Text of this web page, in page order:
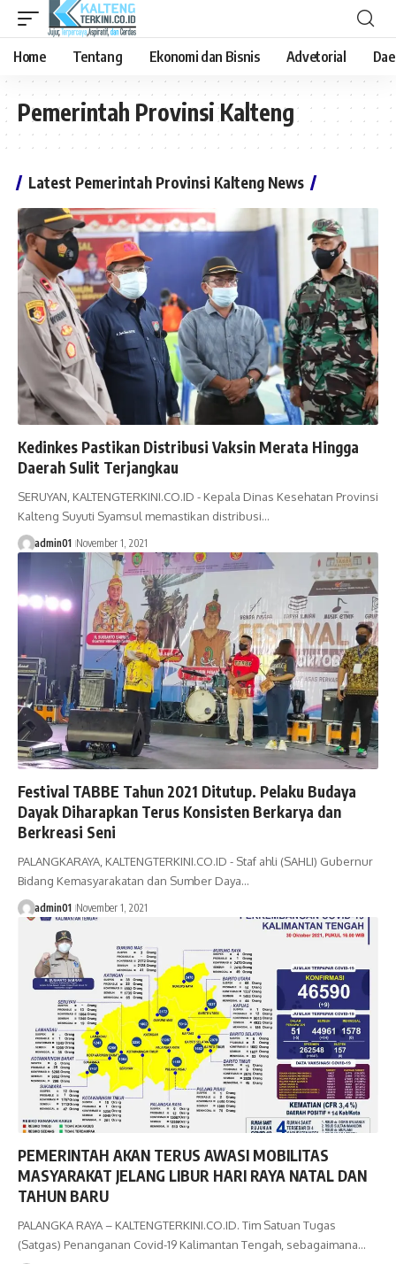
Home Tentang Ekonomi dan Bisnis Advetorial
Pemerintah Provinsi Kalteng
Latest Pemerintah Provinsi Kalteng News
Kedinkes Pastikan Distribusi Vaksin Merata Hingga
Daerah Sulit Terjangkau
SERUYAN, KALTENGTERKINI.CO.ID - Kepala Dinas Kesehatan Provinsi
Kalteng Suyuti Syamsul memastikan distribusi…
admin01 November 1, 2021
Festival TABBE Tahun 2021 Ditutup. Pelaku Budaya
Dayak Diharapkan Terus Konsisten Berkarya dan
Berkreasi Seni
PALANGKARAYA, KALTENGTERKINI.CO.ID - Staf ahli (SAHLI) Gubernur
Bidang Kemasyarakatan dan Sumber Daya…
admin01 November 1, 2021
PEMERINTAH AKAN TERUS AWASI MOBILITAS
MASYARAKAT JELANG LIBUR HARI RAYA NATAL DAN
TAHUN BARU
PALANGKA RAYA – KALTENGTERKINI.CO.ID. Tim Satuan Tugas
(Satgas) Penanganan Covid-19 Kalimantan Tengah, sebagaimana…